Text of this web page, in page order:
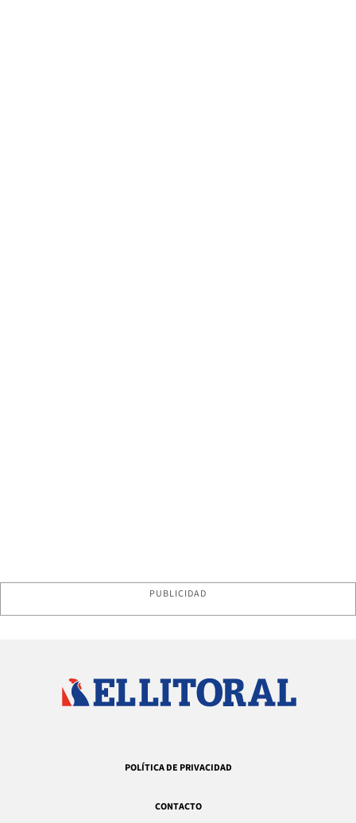
PUBLICIDAD
POLÍTICA DE PRIVACIDAD
CONTACTO